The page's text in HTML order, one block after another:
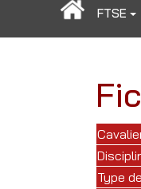
FTSE
Type